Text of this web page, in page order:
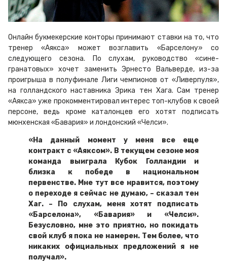
Онлайн букмекерские конторы принимают ставки на то, что
тренер «Аякса» может возглавить «Барселону» со
следующего сезона. По слухам, руководство «сине-
гранатовых» хочет заменить Эрнесто Вальверде, из-за
проигрыша в полуфинале Лиги чемпионов от «Ливерпуля»,
на голландского наставника Эрика тен Хага. Сам тренер
«Аякса» уже прокомментировал интерес топ-клубов к своей
персоне, ведь кроме каталонцев его хотят подписать
мюнхенская «Бавария» и лондонский «Челси».
«На данный момент у меня все еще
контракт с «Аяксом». В текущем сезоне моя
команда выиграла Кубок Голландии и
близка к победе в национальном
первенстве. Мне тут все нравится, поэтому
о переходе я сейчас не думаю, – сказал тен
Хаг. – По слухам, меня хотят подписать
«Барселона», «Бавария» и «Челси».
Безусловно, мне это приятно, но покидать
свой клуб я пока не намерен. Тем более, что
никаких официальных предложений я не
получал».